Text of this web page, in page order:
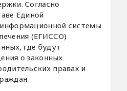
Согласно
Единой
системы
(ЕГИССО)
где будут
о законных
правах и